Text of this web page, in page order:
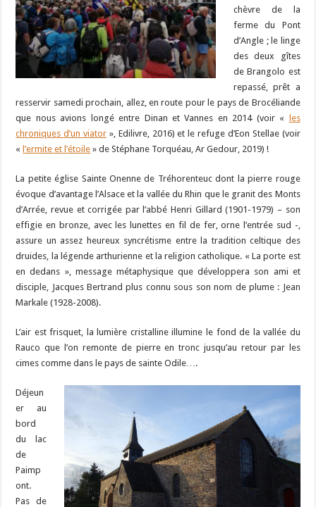
chèvre de la
ferme du Pont
d’Angle ; le linge
des deux gîtes
de Brangolo est
repassé, prêt a
resservir samedi prochain, allez, en route pour le pays de Brocéliande
que nous avions longé entre Dinan et Vannes en 2014 (voir « les
chroniques d’un viator», Edilivre, 2016) et le refuge d’Eon Stellae (voir
«l’ermite et l’étoile » de Stéphane Torquéau, Ar Gedour, 2019) !
La petite église Sainte Onenne de Tréhorenteuc dont la pierre rouge
évoque d’avantage l’Alsace et la vallée du Rhin que le granit des Monts
d’Arrée, revue et corrigée par l’abbé Henri Gillard (1901-1979) – son
effigie en bronze, avec les lunettes en fil de fer, orne l’entrée sud -,
assure un assez heureux syncrétisme entre la tradition celtique des
druides, la légende arthurienne et la religion catholique. « La porte est
en dedans », message métaphysique que développera son ami et
disciple, Jacques Bertrand plus connu sous son nom de plume : Jean
Markale (1928-2008).
L’air est frisquet, la lumière cristalline illumine le fond de la vallée du
Rauco que l’on remonte de pierre en tronc jusqu’au retour par les
cimes comme dans le pays de sainte Odile….
Déjeun
er au
bord
du lac
de
Paimp
ont.
Pas de